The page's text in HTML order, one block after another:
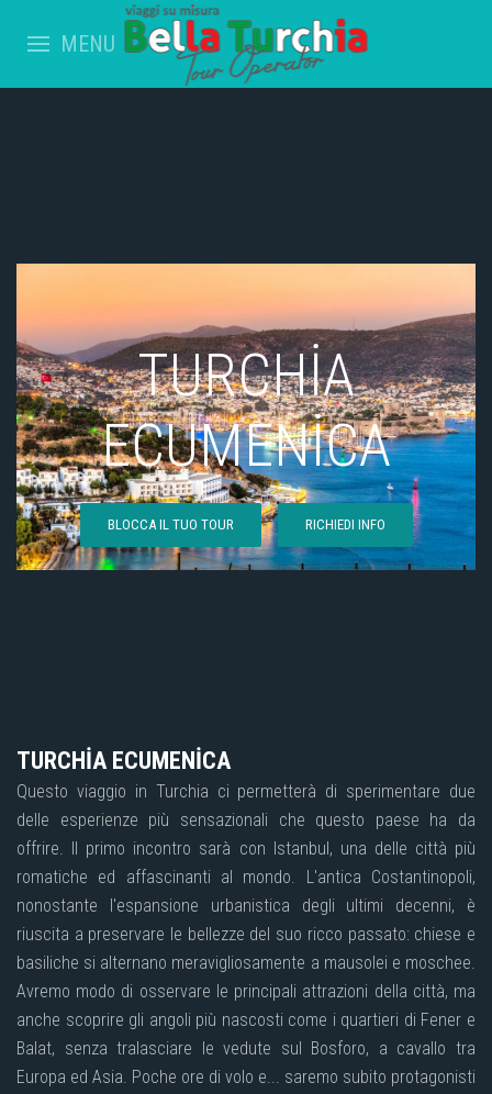
MENU
TURCHİA
ECUMENİCA
BLOCCA IL TUO TOUR RICHIEDI INFO
TURCHİA ECUMENİCA
Questo viaggio in Turchia ci permetterà di sperimentare due
delle esperienze più sensazionali che questo paese ha da
offrire. Il primo incontro sarà con Istanbul, una delle città più
romatiche ed affascinanti al mondo. L'antica Costantinopoli,
nonostante l'espansione urbanistica degli ultimi decenni, è
riuscita a preservare le bellezze del suo ricco passato: chiese e
basiliche si alternano meravigliosamente a mausolei e moschee.
Avremo modo di osservare le principali attrazioni della città, ma
anche scoprire gli angoli più nascosti come i quartieri di Fener e
Balat, senza tralasciare le vedute sul Bosforo, a cavallo tra
Europa ed Asia. Poche ore di volo e... saremo subito protagonisti